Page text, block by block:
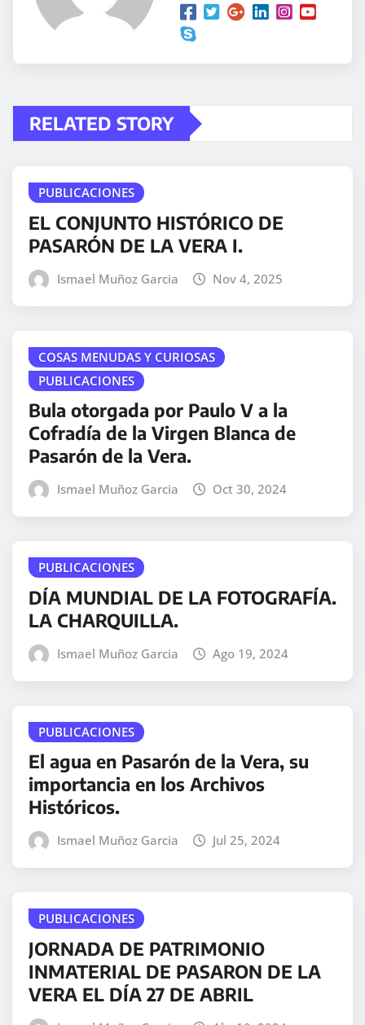
.
RELATED STORY
PUBLICACIONES
EL CONJUNTO HISTÓRICO DE
PASARÓN DE LA VERA I.
Ismael Muñoz Garcia Nov 4, 2025
COSAS MENUDAS Y CURIOSAS
PUBLICACIONES
Bula otorgada por Paulo V a la
Cofradía de la Virgen Blanca de
Pasarón de la Vera.
Ismael Muñoz Garcia Oct 30, 2024
PUBLICACIONES
DÍA MUNDIAL DE LA FOTOGRAFÍA.
LA CHARQUILLA.
Ismael Muñoz Garcia Ago 19, 2024
PUBLICACIONES
El agua en Pasarón de la Vera, su
importancia en los Archivos
Históricos.
Ismael Muñoz Garcia Jul 25, 2024
PUBLICACIONES
JORNADA DE PATRIMONIO
INMATERIAL DE PASARON DE LA
VERA EL DÍA 27 DE ABRIL